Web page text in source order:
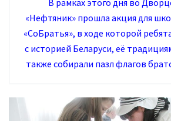
В рамках этого дня во
«Нефтяник» прошла акция для
«СоБратья», в ходе которой
с историей Беларуси, её
также собирали пазл флагов